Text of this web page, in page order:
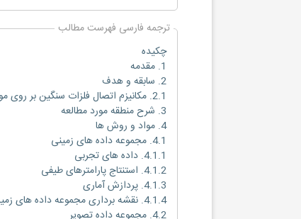
ترجمه فارسی فهرست مطالب
چکیده
1. مقدمه
2. سابقه و هدف
2.1. مکانیزم اتصال فلزات سنگین بر روی مواد معدنی
3. شرح منطقه مورد مطالعه
4. مواد و روش ها
4.1. مجموعه داده های زمینی
4.1.1. داده های تجربی
4.1.2. استنتاج پارامترهای طیفی
4.1.3. پردازش آماری
4.1.4. نقشه برداری مجموعه داده های زمین
4.2. مجموعه داده تصویر